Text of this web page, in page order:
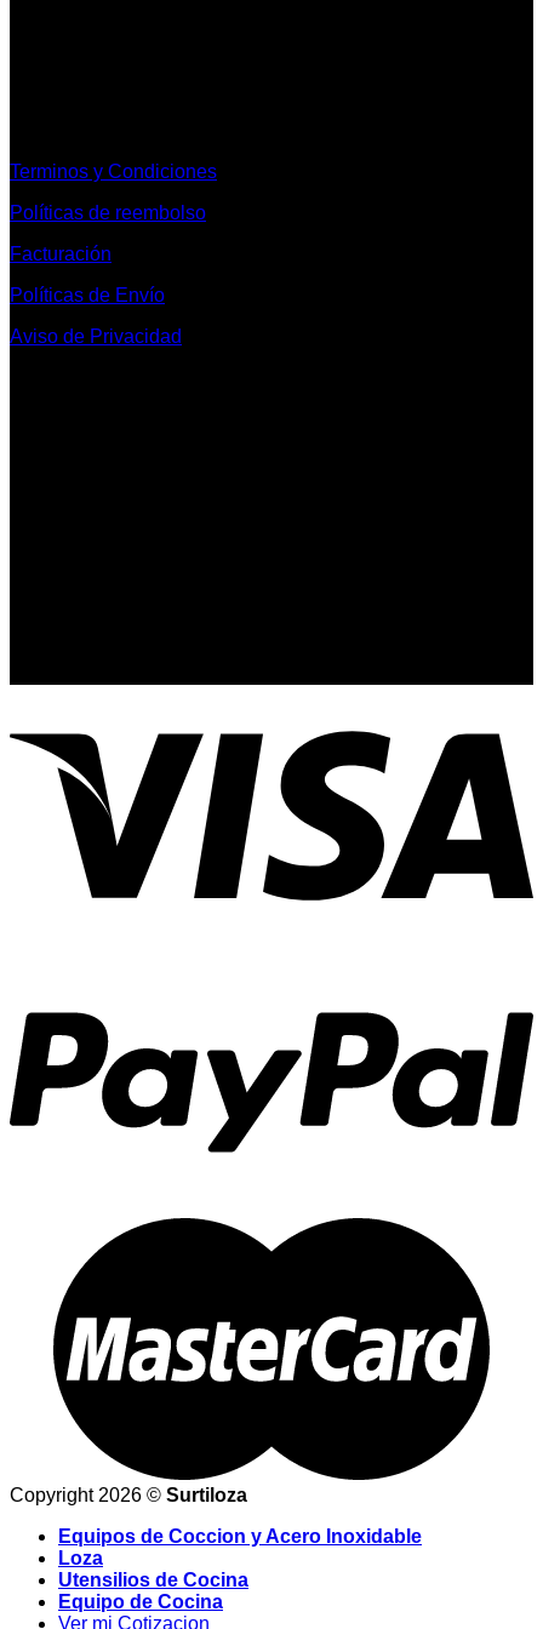
Terminos y Condiciones
Políticas de reembolso
Facturación
Políticas de Envío
Aviso de Privacidad
Copyright 2026 © Surtiloza
Equipos de Coccion y Acero Inoxidable
Loza
Utensilios de Cocina
Equipo de Cocina
Ver mi Cotizacion